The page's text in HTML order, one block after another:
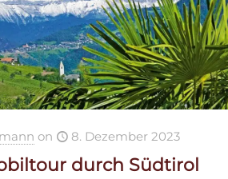
on 8. Dezember 2023
durch Südtirol